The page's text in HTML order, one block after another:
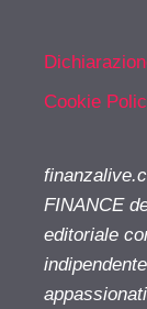
Cookie
FINANCE
editoriale